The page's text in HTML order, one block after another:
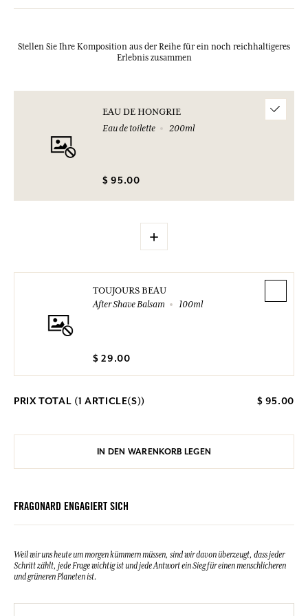
Stellen Sie Ihre Komposition aus der Reihe für ein noch reichhaltigeres
Erlebnis zusammen
EAU DE HONGRIE
Eau de toilette
200ml
$ 95.00
+
TOUJOURS BEAU
After Shave Balsam
100ml
$ 29.00
PRIX TOTAL (1 ARTICLE(S)) $ 95.00
IN DEN WARENKORB LEGEN
FRAGONARD ENGAGIERT SICH
Weil wir uns heute um morgen kümmern müssen, sind wir davon überzeugt, dass jeder
Schritt zählt, jede Frage wichtig ist und jede Antwort ein Sieg für einen menschlicheren
und grüneren Planeten ist.